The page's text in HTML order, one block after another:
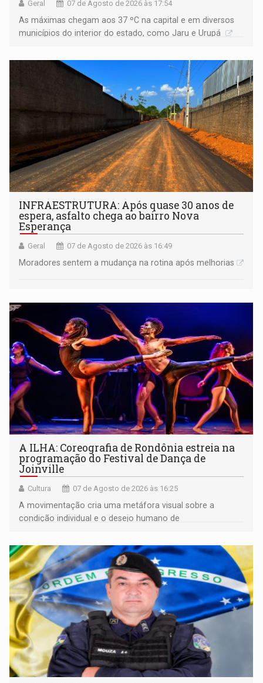
Geral 07 de Agosto de 2026 às 17:54
As máximas chegam aos 37 ºC na capital e em diversos
municípios do interior do estado, como Jaru e Urupá
INFRAESTRUTURA: Após quase 30 anos de
espera, asfalto chega ao bairro Nova
Esperança
Geral 07 de Agosto de 2026 às 16:49
Moradores sentem a mudança na rotina após melhorias
A ILHA: Coreografia de Rondônia estreia na
programação do Festival de Dança de
Joinville
Cultura 07 de Agosto de 2026 às 16:25
A movimentação cria uma metáfora visual sobre a
condição individual e o desejo humano de